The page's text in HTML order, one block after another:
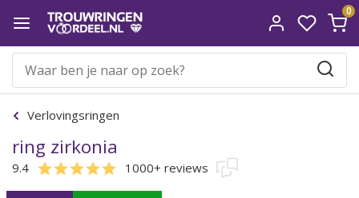
0
Verlovingsringen
ring zirkonia
9.4 1000+ reviews